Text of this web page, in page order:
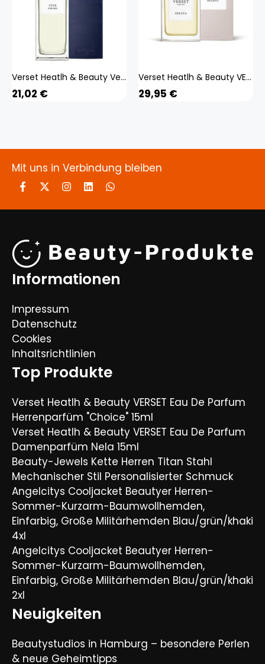
Verset Heatlh & Beauty Verset Eau De Parfum Herrenparfum
21,02 €
Verset Heatlh & Beauty VERSET Eau de Parfum Damenparfüm Helena 100ml
29,95 €
Mit uns in Verbindung bleiben
Informationen
Impressum
Datenschutz
Cookies
Inhaltsrichtlinien
Top Produkte
Verset Heatlh & Beauty VERSET Eau De Parfum
Herrenparfüm "Choice" 15ml
Verset Heatlh & Beauty VERSET Eau De Parfum
Damenparfüm Nela 15ml
Beauty-Jewels Kette Herren Titan Stahl
Mechanischer Stil Personalisierter Schmuck
Angelcitys Cooljacket Beautyer Herren-
Sommer-Kurzarm-Baumwollhemden,
Einfarbig, Große Militärhemden Blau/grün/khaki
4xl
Angelcitys Cooljacket Beautyer Herren-
Sommer-Kurzarm-Baumwollhemden,
Einfarbig, Große Militärhemden Blau/grün/khaki
2xl
Neuigkeiten
Beautystudios in Hamburg – besondere Perlen
& neue Geheimtipps